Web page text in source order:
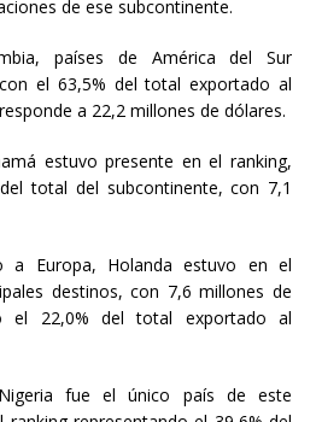
de ese subcontinente.
países de América del Sur
el 63,5% del total exportado al
a 22,2 millones de dólares.
estuvo presente en el ranking,
total del subcontinente, con 7,1
a Europa, Holanda estuvo en el
destinos, con 7,6 millones de
el 22,0% del total exportado al
fue el único país de este